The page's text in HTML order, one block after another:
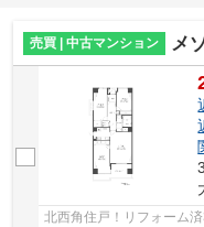
売買 | 中古マンション メゾ
北西角住戸！リフォーム